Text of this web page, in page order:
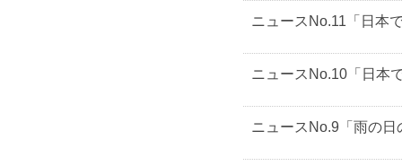
ニュースNo.11「日本
ニュースNo.10「日本
ニュースNo.9「雨の